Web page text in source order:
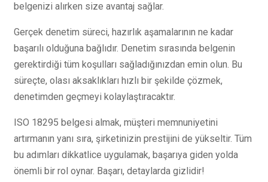
belgenizi alırken size avantaj sağlar.
Gerçek denetim süreci, hazırlık aşamalarının ne kadar
başarılı olduğuna bağlıdır. Denetim sırasında belgenin
gerektirdiği tüm koşulları sağladığınızdan emin olun. Bu
süreçte, olası aksaklıkları hızlı bir şekilde çözmek,
denetimden geçmeyi kolaylaştıracaktır.
ISO 18295 belgesi almak, müşteri memnuniyetini
artırmanın yanı sıra, şirketinizin prestijini de yükseltir. Tüm
bu adımları dikkatlice uygulamak, başarıya giden yolda
önemli bir rol oynar. Başarı, detaylarda gizlidir!